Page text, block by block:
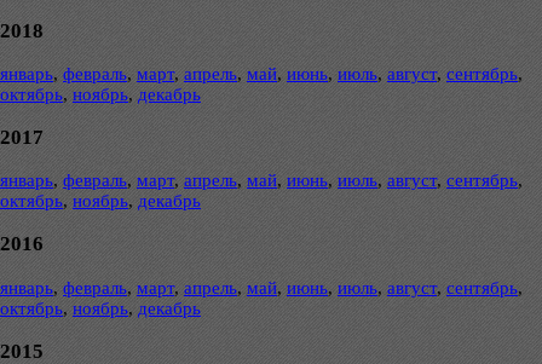
2018
январь, февраль, март, апрель, май, июнь, июль, август, сентябрь,
октябрь, ноябрь, декабрь
2017
январь, февраль, март, апрель, май, июнь, июль, август, сентябрь,
октябрь, ноябрь, декабрь
2016
январь, февраль, март, апрель, май, июнь, июль, август, сентябрь,
октябрь, ноябрь, декабрь
2015